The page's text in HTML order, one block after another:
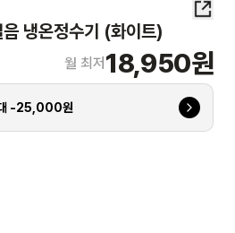
냉온정수기 (화이트)
월 최저 18,950원
-25,000원